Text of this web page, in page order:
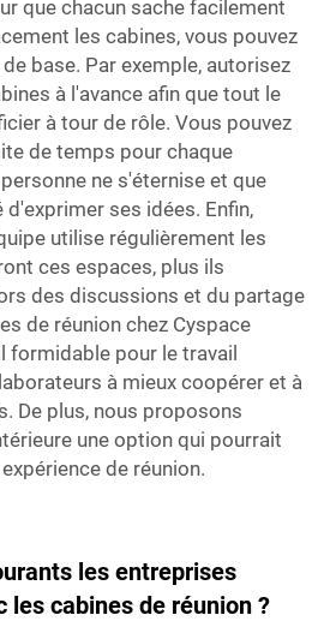
que chacun sache facilement
les cabines, vous pouvez
base. Par exemple, autorisez
à l'avance afin que tout le
à tour de rôle. Vous pouvez
de temps pour chaque
ne s'éternise et que
ses idées. Enfin,
utilise régulièrement les
ces espaces, plus ils
des discussions et du partage
de réunion chez Cyspace
formidable pour le travail
à mieux coopérer et à
De plus, nous proposons
une option qui pourrait
de réunion.
les entreprises
cabines de réunion ?